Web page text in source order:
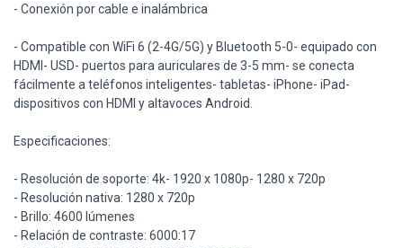
- Conexión por cable e inalámbrica
- Compatible con WiFi 6 (2-4G/5G) y Bluetooth 5-0- equipado con
HDMI- USD- puertos para auriculares de 3-5 mm- se conecta
fácilmente a teléfonos inteligentes- tabletas- iPhone- iPad-
dispositivos con HDMI y altavoces Android.
Especificaciones:
- Resolución de soporte: 4k- 1920 x 1080p- 1280 x 720p
- Resolución nativa: 1280 x 720p
- Brillo: 4600 lúmenes
- Relación de contraste: 6000:17